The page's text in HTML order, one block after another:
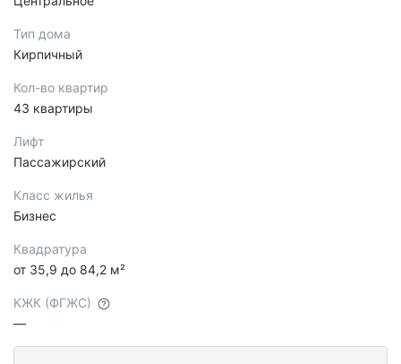
Тип дома
Кирпичный
Кол-во квартир
43 квартиры
Лифт
Пассажирский
Класс жилья
Бизнес
Квадратура
от 35,9 до 84,2 м²
КЖК (ФГЖС)
—